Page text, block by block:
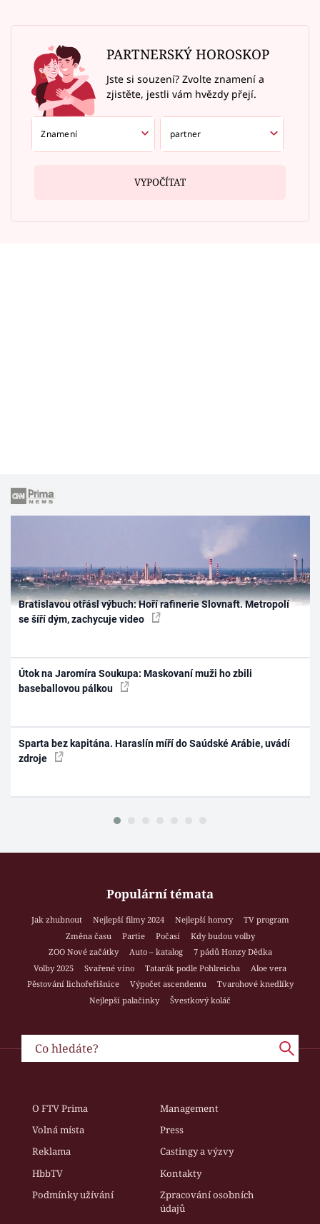
PARTNERSKÝ HOROSKOP
Jste si souzení? Zvolte znamení a
zjistěte, jestli vám hvězdy přejí.
VYPOČÍTAT
Bratislavou otřásl výbuch: Hoří rafinerie Slovnaft. Metropolí
se šíří dým, zachycuje video
Útok na Jaromíra Soukupa: Maskovaní muži ho zbili
baseballovou pálkou
Sparta bez kapitána. Haraslín míří do Saúdské Arábie, uvádí
zdroje
Populární témata
Jak zhubnout Nejlepší filmy 2024 Nejlepší horory
TV program
Změna času
Partie Počasí
Kdy budou volby
ZOO Nové začátky
Auto – katalog
7 pádů Honzy Dědka
Volby 2025
Svařené víno Tatarák podle Pohlreicha
Aloe vera
Pěstování lichořeřišnice
Výpočet ascendentu
Tvarohové knedlíky
Nejlepší palačinky
Švestkový koláč
O FTV Prima
Management
Volná místa
Press
Reklama
Castingy a výzvy
HbbTV
Kontakty
Podmínky užívání
Zpracování osobních
údajů